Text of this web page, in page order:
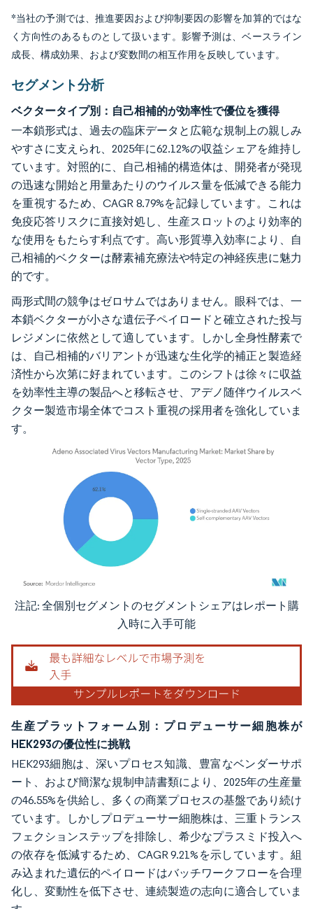
*当社の予測では、推進要因および抑制要因の影響を加算的ではな
く方向性のあるものとして扱います。影響予測は、ベースライン
成長、構成効果、および変数間の相互作用を反映しています。
セグメント分析
ベクタータイプ別：自己相補的が効率性で優位を獲得
一本鎖形式は、過去の臨床データと広範な規制上の親しみ
やすさに支えられ、2025年に62.12%の収益シェアを維持し
ています。対照的に、自己相補的構造体は、開発者が発現
の迅速な開始と用量あたりのウイルス量を低減できる能力
を重視するため、CAGR 8.79%を記録しています。これは
免疫応答リスクに直接対処し、生産スロットのより効率的
な使用をもたらす利点です。高い形質導入効率により、自
己相補的ベクターは酵素補充療法や特定の神経疾患に魅力
的です。
両形式間の競争はゼロサムではありません。眼科では、一
本鎖ベクターが小さな遺伝子ペイロードと確立された投与
レジメンに依然として適しています。しかし全身性酵素で
は、自己相補的バリアントが迅速な生化学的補正と製造経
済性から次第に好まれています。このシフトは徐々に収益
を効率性主導の製品へと移転させ、アデノ随伴ウイルスベ
クター製造市場全体でコスト重視の採用者を強化していま
す。
画像 © Mordor Intelligence。再利用にはCC BY 4.0の表示が必要です。
注記: 全個別セグメントのセグメントシェアはレポート購
入時に入手可能
生産プラットフォーム別：プロデューサー細胞株が
HEK293の優位性に挑戦
HEK293細胞は、深いプロセス知識、豊富なベンダーサポ
ート、および簡潔な規制申請書類により、2025年の生産量
の46.55%を供給し、多くの商業プロセスの基盤であり続け
ています。しかしプロデューサー細胞株は、三重トランス
フェクションステップを排除し、希少なプラスミド投入へ
の依存を低減するため、CAGR 9.21%を示しています。組
み込まれた遺伝的ペイロードはバッチワークフローを合理
化し、変動性を低下させ、連続製造の志向に適合していま